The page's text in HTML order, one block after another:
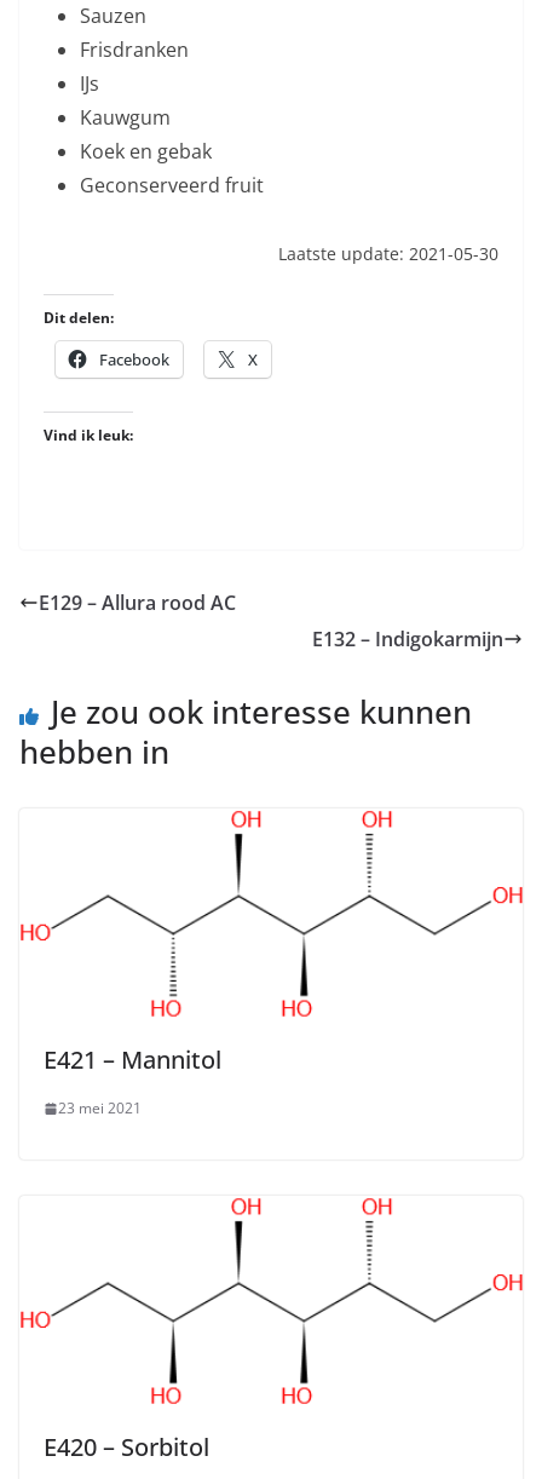
Sauzen
Frisdranken
IJs
Kauwgum
Koek en gebak
Geconserveerd fruit
Laatste update: 2021-05-30
Dit delen:
Facebook X
Vind ik leuk:
E129 – Allura rood AC
E132 – Indigokarmijn
Je zou ook interesse kunnen
hebben in
E421 – Mannitol
23 mei 2021
E420 – Sorbitol